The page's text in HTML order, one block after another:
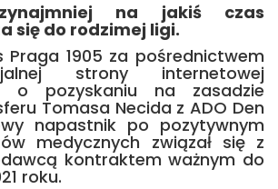
na jakiś czas
się do rodzimej ligi.
Praga 1905 za pośrednictwem
strony internetowej
o pozyskaniu na zasadzie
Tomasa Necida z ADO Den
napastnik po pozytywnym
medycznych związał się z
kontraktem ważnym do
roku.